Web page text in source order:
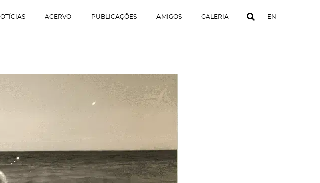
ACERVO PUBLICAÇÕES AMIGOS GALERIA EN